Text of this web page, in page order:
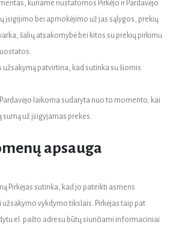
kuriame nustatomos Pirkėjo ir Pardavėjo
įsigijimo bei apmokėjimo už jas sąlygos, prekių
šalių atsakomybė bei kitos su prekių pirkimu
užsakymą patvirtina, kad sutinka su šiomis
Pardavėjo laikoma sudaryta nuo to momento, kai
sumą už įsigyjamas prekes.
apsauga
Pirkėjas sutinka, kad jo pateikti asmens
vykdymo tikslais. Pirkėjas taip pat
el. pašto adresu būtų siunčiami informaciniai